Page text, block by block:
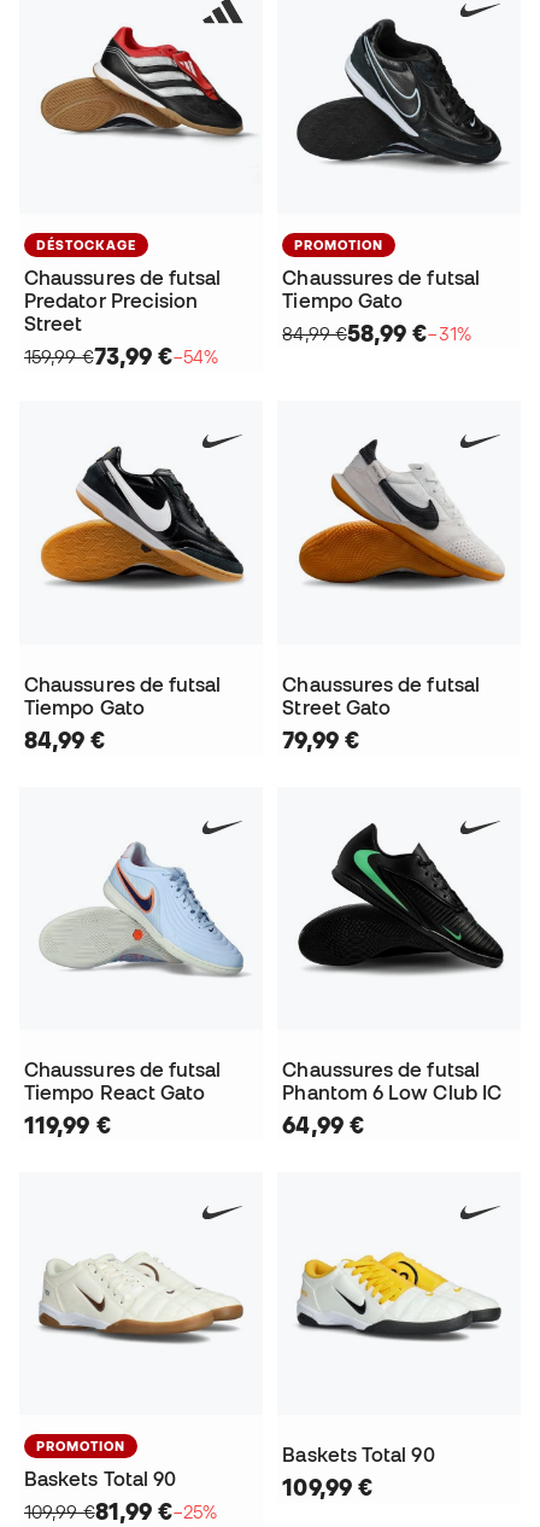
DÉSTOCKAGE
Chaussures de futsal
Predator Precision
Street
159,99 €73,99 €−54%
PROMOTION
Chaussures de futsal
Tiempo Gato
84,99 €58,99 €−31%
Chaussures de futsal
Tiempo Gato
84,99 €
Chaussures de futsal
Street Gato
79,99 €
Chaussures de futsal
Tiempo React Gato
119,99 €
Chaussures de futsal
Phantom 6 Low Club IC
64,99 €
PROMOTION
Baskets Total 90
109,99 €81,99 €−25%
Baskets Total 90
109,99 €